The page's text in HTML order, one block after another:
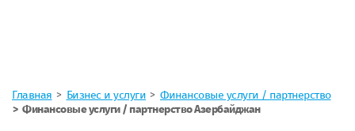
Главная Бизнес и услуги
Финансовые услуги / партнерство
Финансовые услуги / партнерство Азербайджан